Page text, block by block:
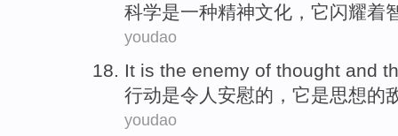
科学是一种精神文化 ， 它闪耀着
youdao
It is the enemy of thought and
行动是令人安慰的 ， 它是思想的
youdao